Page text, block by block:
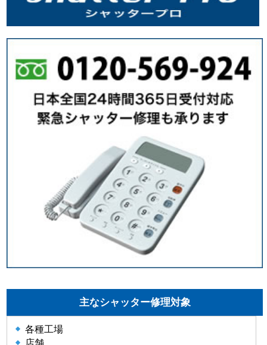
主なシャッター修理対象
各種工場
店舗